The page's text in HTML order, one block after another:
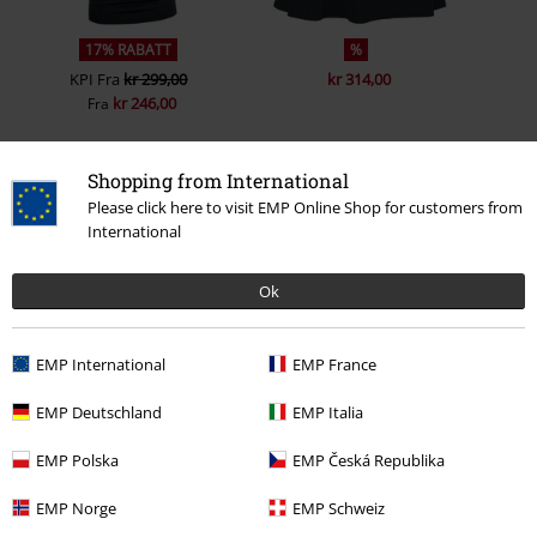
Shopping from International
Please click here to visit EMP Online Shop for customers from
International
Ok
EMP International EMP France
EMP Deutschland EMP Italia
EMP Polska EMP Česká Republika
EMP Norge EMP Schweiz
17% RABATT
KPI Frakr 299,00
Fra kr 246,00
%
kr 314,00
0 Anmeldelse